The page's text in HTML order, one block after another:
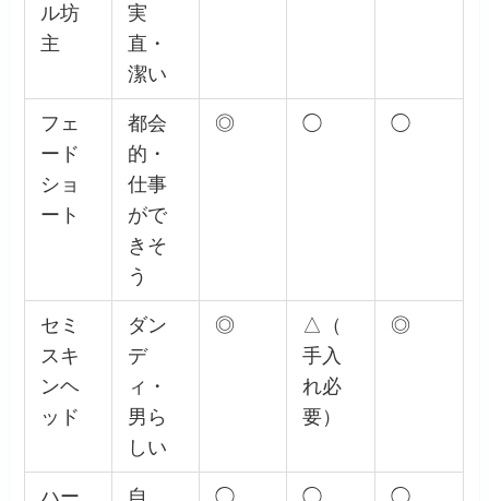
ル坊
主
実
直・
潔い
フェ
ード
ショ
ート
都会
的・
仕事
がで
きそ
う
◎ ◯ ◯
セミ
スキ
ンヘ
ッド
ダン
デ
ィ・
男ら
しい
◎
△（
手入
れ必
要）
◎
ハー
自
◯ ◯ ◯